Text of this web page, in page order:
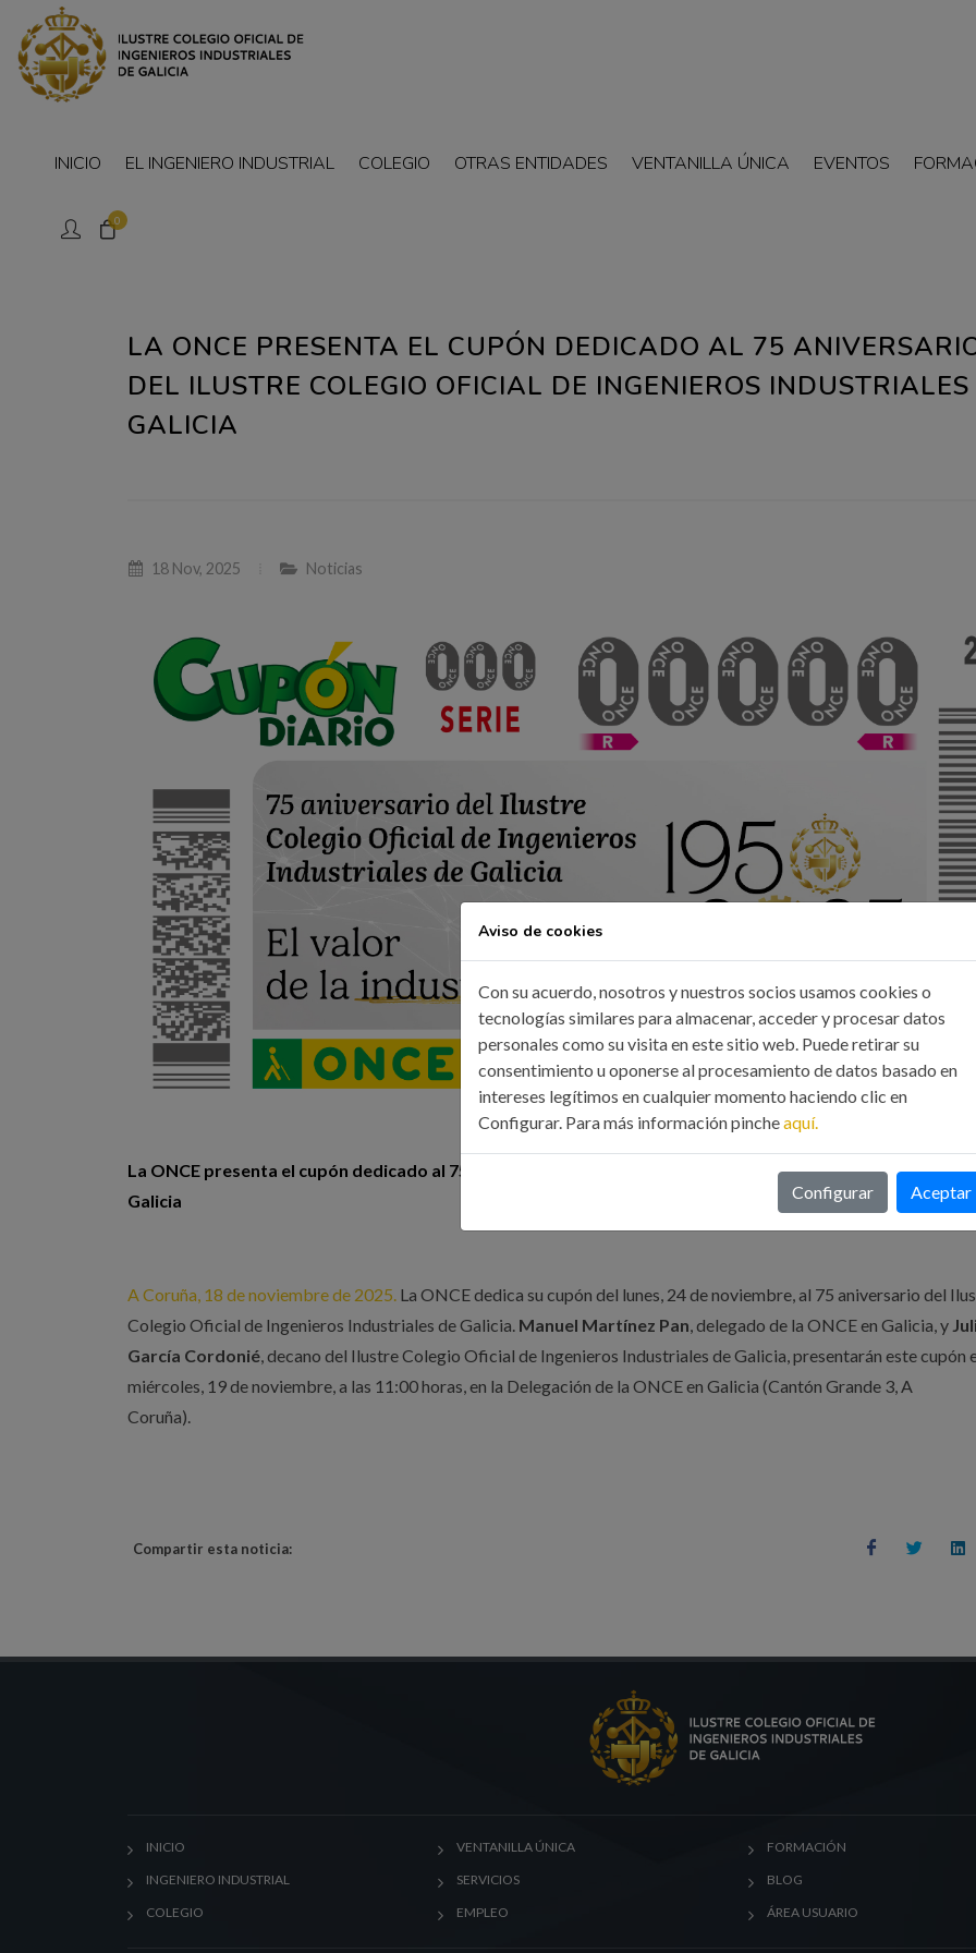
0
INICIO EL INGENIERO INDUSTRIAL COLEGIO OTRAS ENTIDADES VENTANILLA ÚNICA EVENTOS
LA ONCE PRESENTA EL CUPÓN DEDICADO AL 75
DEL ILUSTRE COLEGIO OFICIAL DE INGENIEROS INDUSTRIALES
GALICIA
18 Nov, 2025 Noticias
La ONCE presenta el cupón dedicado al 75 aniversario del Ilustre Colegio Oficial de Ingenieros
Galicia
A Coruña, 18 de noviembre de 2025. La ONCE dedica su cupón del lunes, 24 de noviembre, al 75 aniversario del
Colegio Oficial de Ingenieros Industriales de Galicia. Manuel Martínez Pan , delegado de la ONCE en Galicia, y
García Cordonié , decano del Ilustre Colegio Oficial de Ingenieros Industriales de Galicia, presentarán este cupón
miércoles, 19 de noviembre, a las 11:00 horas, en la Delegación de la ONCE en Galicia (Cantón Grande 3, A
Coruña).
Compartir esta noticia:
INICIO
INGENIERO INDUSTRIAL
COLEGIO
VENTANILLA ÚNICA
SERVICIOS
EMPLEO
FORMACIÓN
BLOG
ÁREA USUARIO
Aviso de cookies
Con su acuerdo, nosotros y nuestros socios usamos cookies o
tecnologías similares para almacenar, acceder y procesar datos
personales como su visita en este sitio web. Puede retirar su
consentimiento u oponerse al procesamiento de datos basado en
intereses legítimos en cualquier momento haciendo clic en
Configurar. Para más información pincheaquí.
Configurar Aceptar